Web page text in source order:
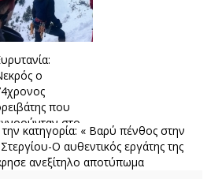
ο
που
στο
Βρέθηκε
σορός του σε
κατηγορία: « Βαρύ πένθος στην
Ο αυθεντικός εργάτης της
ανεξίτηλο αποτύπωμα